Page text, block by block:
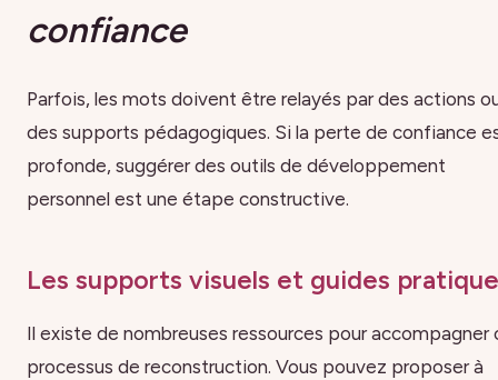
confiance
Parfois, les mots doivent être relayés par des actions
des supports pédagogiques. Si la perte de confiance
profonde, suggérer des outils de développement
personnel est une étape constructive.
Les supports visuels et guides
Il existe de nombreuses ressources pour accompagner
processus de reconstruction. Vous pouvez proposer à